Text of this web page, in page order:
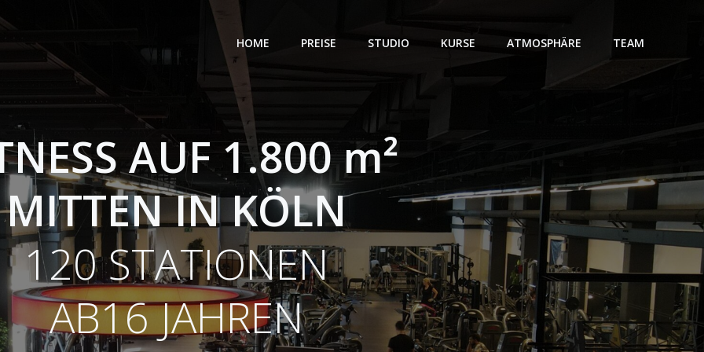
HOME PREISE STUDIO KURSE ATMOSPHÄRE TEAM
AUF 1.800 m²
MITTEN IN KÖLN
120 STATIONEN
AB16 JAHREN